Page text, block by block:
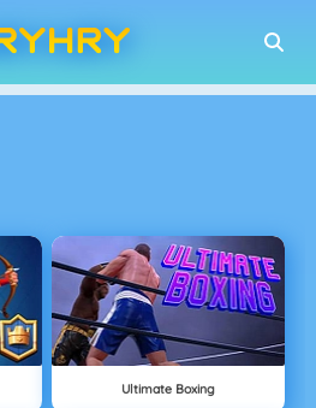
Ultimate Boxing